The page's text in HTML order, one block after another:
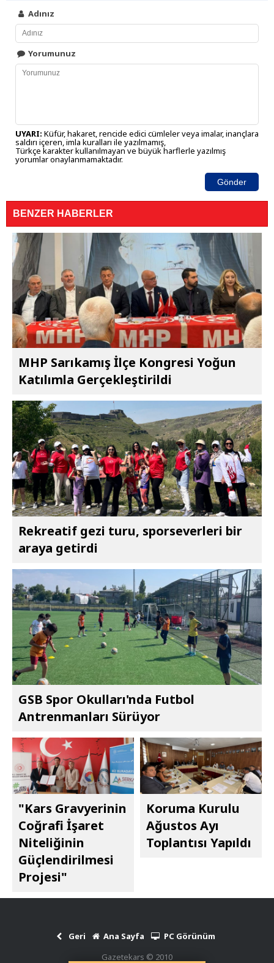
Adınız
Yorumunuz
UYARI: Küfür, hakaret, rencide edici cümleler veya imalar, inançlara
saldırı içeren, imla kuralları ile yazılmamış,
Türkçe karakter kullanılmayan ve büyük harflerle yazılmış
yorumlar onaylanmamaktadır.
Gönder
BENZER HABERLER
MHP Sarıkamış İlçe Kongresi Yoğun
Katılımla Gerçekleştirildi
Rekreatif gezi turu, sporseverleri bir
araya getirdi
GSB Spor Okulları'nda Futbol
Antrenmanları Sürüyor
"Kars Gravyerinin
Coğrafi İşaret
Niteliğinin
Güçlendirilmesi
Projesi"
Koruma Kurulu
Ağustos Ayı
Toplantısı Yapıldı
Geri Ana Sayfa
PC Görünüm
Gazetekars © 2010